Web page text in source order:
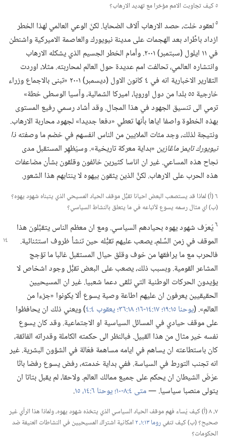
٥ كيف تجاوبت الامم مؤخرا مع تهديد الارهاب؟‏
٥لعقود خلت،‏ حصد الارهاب آلاف الضحايا.‏ لكنّ الوعي العالمي لهذا الخطر
ازداد باطِّراد بعد الهجمات على مدينة نيويورك والعاصمة الاميركية واشنطن
في ١١ ايلول (‏سبتمبر)‏ ٢٠٠١.‏ وأمام الخطر الجسيم الذي يشكله الارهاب
وانتشاره العالمي،‏ تحالفت امم عديدة حول العالم لمحاربته.‏ مثلا،‏ اوردت
التقارير الاخبارية انه في ٤ كانون الاول (‏ديسمبر)‏ ٢٠٠١ «تبنى بالاجماع وزراء
خارجية ٥٥ بلدا من دول اوروپا،‏ اميركا الشمالية،‏ وآسيا الوسطى خطة»
ترمي الى تنسيق الجهود في هذا المجال.‏ وقد أشاد رسمي رفيع المستوى
بهذه الخطوة واصفا اياها بأنها تعطي «دفعا جديدا» لجهود محاربة الارهاب.‏
ونتيجة لذلك،‏ وجد مئات الملايين من الناس انفسهم في خضم ما وصفتهذا
نيويورك تايمز ماڠازين‏«بداية معركة تاريخية».‏ وسيُظهِر المستقبل مدى
نجاح هذه المساعي.‏ غير ان اناسا كثيرين خائفون وقلقون بشأن مضاعفات
هذه الحرب على الارهاب.‏ لكنَّ الذين يثقون بيهوه لا ينتابهم هذا الشعور.‏
٦ (‏أ)‏ لماذا قد يستصعب البعض احيانا تقبُّل موقف الحياد المسيحي الذي يتبناه شهود يهوه؟‏
(‏ب)‏ اي مثال رسمه يسوع لأتباعه في ما يتعلق بالنشاط السياسي؟‏
٦يُعرَف شهود يهوه بحيادهم السياسي.‏ ومع ان معظم الناس يتقبَّلون هذا
الموقف في زمن السِّلم،‏يصعب عليهم تقبُّله حين تنشأ ظروف استثنائية.‏
فالحرب مع ما يرافقها من خوف وقلق حيال المستقبل غالبا ما تؤجج
المشاعر القومية.‏ وبسبب ذلك،‏ يصعب على البعض تقبُّل وجود اشخاص لا
يؤيدون الحركات الوطنية التي تلقى دعما شعبيا.‏ غير ان المسيحيين
الحقيقيين يعرفون ان عليهم اطاعة وصية يسوع ألا يكونوا «جزءا من
العالم».‏ (‏يوحنا ١٥:‏١٩؛‏ يعقوب ٤:‏٤
‏)‏ ويعني ذلك ان يحافظوا
على موقف حيادي في المسائل السياسية او الاجتماعية.‏ وقد كان يسوع
نفسه خير مثال من هذا القبيل.‏ فبالنظر الى حكمته الكاملة وقدراته الفائقة،‏
كان باستطاعته ان يساهم في ايامه مساهمة فعّالة في الشؤون البشرية.‏ غير
انه تجنب التورط في السياسة.‏ ففي بداية خدمته،‏ رفض يسوع رفضا باتّا
عرْضَ الشيطان ان يحكم على جميع ممالك العالم.‏ ولاحقا،‏ لم يقبل بتاتا ان
يتولى منصبا سياسيا.‏ —‏متى ٤:‏٨-‏١٠؛‏ يوحنا ٦:‏١٤،‏ ١٥ ‏.‏
٧،‏ ٨ (‏أ)‏ كيف يُساء فهم موقف الحياد السياسي الذي يتخذه شهود يهوه،‏ ولماذا هذا الرأي غير
صحيح؟‏ (‏ب)‏ كيف تنفيروما ١٣:‏١،‏ ٢
امكانية اشتراك المسيحيين في النشاطات العنيفة ضد
الحكومات؟‏